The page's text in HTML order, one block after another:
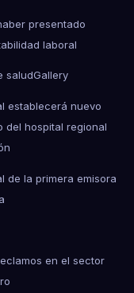
presentado
laboral
saludGallery
establecerá nuevo
del hospital regional
de la primera emisora
en el sector